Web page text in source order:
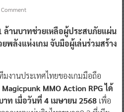
ล้านบาทช่วยเหลือผู้ประสบภัยแผ่น
พลังแห่งเกม จับมือผู้เล่นร่วมสร้าง
งานประเทศไทยของเกมมือถือ
MMO Action RPG ได้
ท เมื่อวันที่ 4 เมษายน 2568 เพื่อ